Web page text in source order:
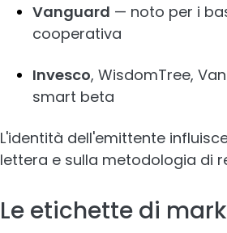
Vanguard — noto per i
cooperativa
Invesco, WisdomTree,
smart beta
L'identità dell'emittente
lettera e sulla metodologia di
Le etichette di